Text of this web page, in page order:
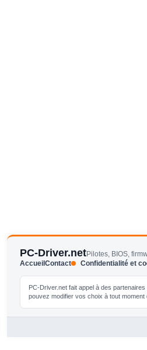
PC-Driver.netPilotes, BIOS,
AccueilContact Confidentialité et
PC-Driver.net fait appel à des
pouvez modifier vos choix à tout moment